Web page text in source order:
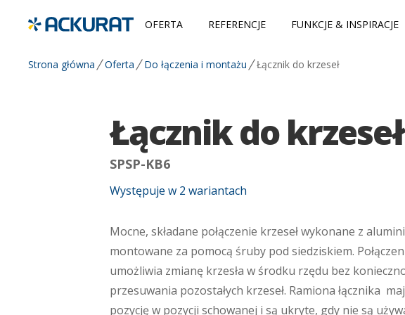
OFERTA REFERENCJE FUNKCJE & INSPIRACJE
Strona główna Oferta Do łączenia i montażu Łącznik do krzeseł
Łącznik do krzeseł
SPSP-KB6
Występuje w 2 wariantach
Mocne, składane połączenie krzeseł wykonane z
montowane za pomocą śruby pod siedziskiem.
umożliwia zmianę krzesła w środku rzędu bez
przesuwania pozostałych krzeseł. Ramiona łącznika
pozycję w pozycji schowanej i są ukryte, gdy nie są